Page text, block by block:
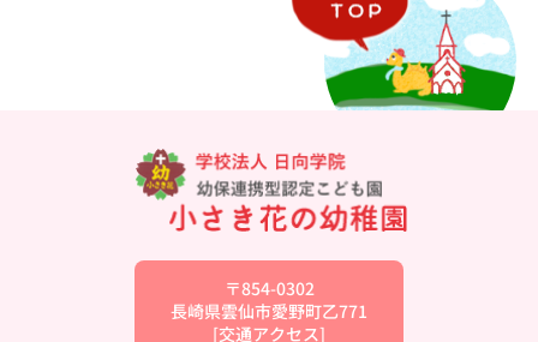
〒854-0302
長崎県雲仙市愛野町乙771
[交通アクセス]